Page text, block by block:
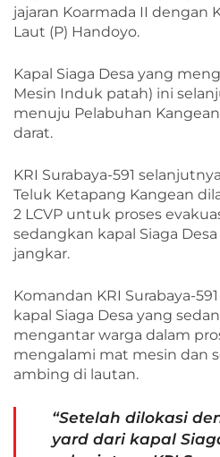
jajaran Koarmada II dengan
Laut (P) Handoyo.
Kapal Siaga Desa yang
Mesin Induk patah) ini
menuju Pelabuhan
darat.
KRI Surabaya-591
Teluk Ketapang Kangean
2 LCVP untuk proses
sedangkan kapal Siaga
jangkar.
Komandan KRI Surabaya-
kapal Siaga Desa yang
mengantar warga dalam
mengalami mat mesin dan
ambing di lautan.
“Setelah dilokasi
yard dari kapal